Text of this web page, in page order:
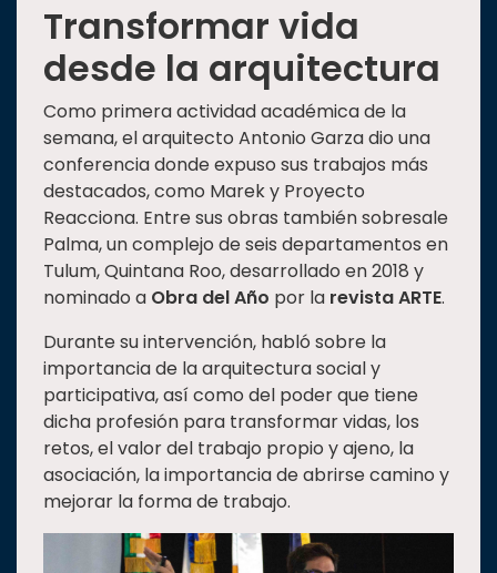
Transformar vida
desde la arquitectura
Como primera actividad académica de la
semana, el arquitecto Antonio Garza dio una
conferencia donde expuso sus trabajos más
destacados, como Marek y Proyecto
Reacciona. Entre sus obras también sobresale
Palma, un complejo de seis departamentos en
Tulum, Quintana Roo, desarrollado en 2018 y
nominado a Obra del Año por la revista ARTE.
Durante su intervención, habló sobre la
importancia de la arquitectura social y
participativa, así como del poder que tiene
dicha profesión para transformar vidas, los
retos, el valor del trabajo propio y ajeno, la
asociación, la importancia de abrirse camino y
mejorar la forma de trabajo.